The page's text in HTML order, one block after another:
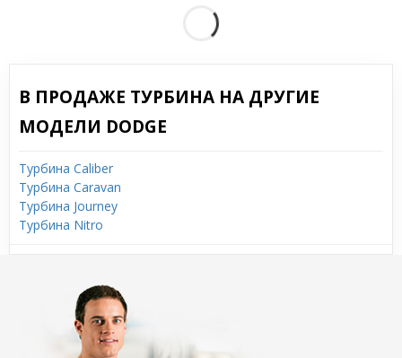
В ПРОДАЖЕ ТУРБИНА НА ДРУГИЕ
МОДЕЛИ DODGE
Турбина Caliber
Турбина Caravan
Турбина Journey
Турбина Nitro